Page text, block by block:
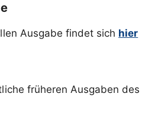
Ausgabe findet sich hier
früheren Ausgaben des